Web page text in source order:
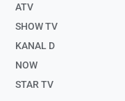
ATV
SHOW TV
KANAL D
NOW
STAR TV